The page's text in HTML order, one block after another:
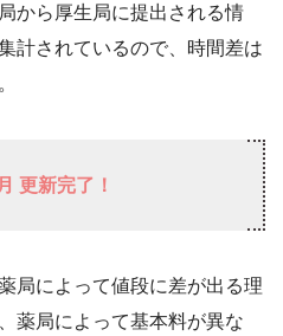
から厚生局に提出される情
計されているので、時間差は
更新完了！
局によって値段に差が出る理
薬局によって基本料が異な